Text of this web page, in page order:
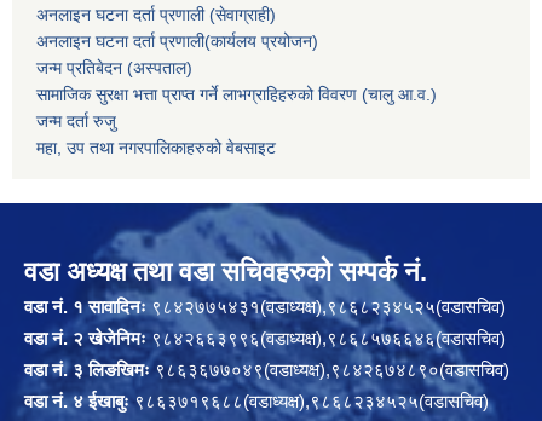
अनलाइन घटना दर्ता प्रणाली (सेवाग्राही)
अनलाइन घटना दर्ता प्रणाली(कार्यलय प्रयोजन)
जन्म प्रतिबेदन (अस्पताल)
सामाजिक सुरक्षा भत्ता प्राप्त गर्ने लाभग्राहिहरुको विवरण (चालु आ.व.)
जन्म दर्ता रुजु
महा, उप तथा नगरपालिकाहरुको वेबसाइट
वडा अध्यक्ष तथा वडा सचिवहरुको सम्पर्क नं.
वडा नं. १ सावादिनः ९८४२७७५४३१(वडाध्यक्ष),९८६८२३४५२५(वडासचिव)
वडा नं. २ खेजेनिमः९८४२६६३९९६(वडाध्यक्ष),९८६८५७६६४६(वडासचिव)
वडा नं. ३ लिङखिमः९८६३६७७०४९(वडाध्यक्ष),९८४२६७४८९०(वडासचिव)
वडा नं. ४ ईखाबुः९८६३७१९६८८(वडाध्यक्ष),९८६८२३४५२५(वडासचिव)